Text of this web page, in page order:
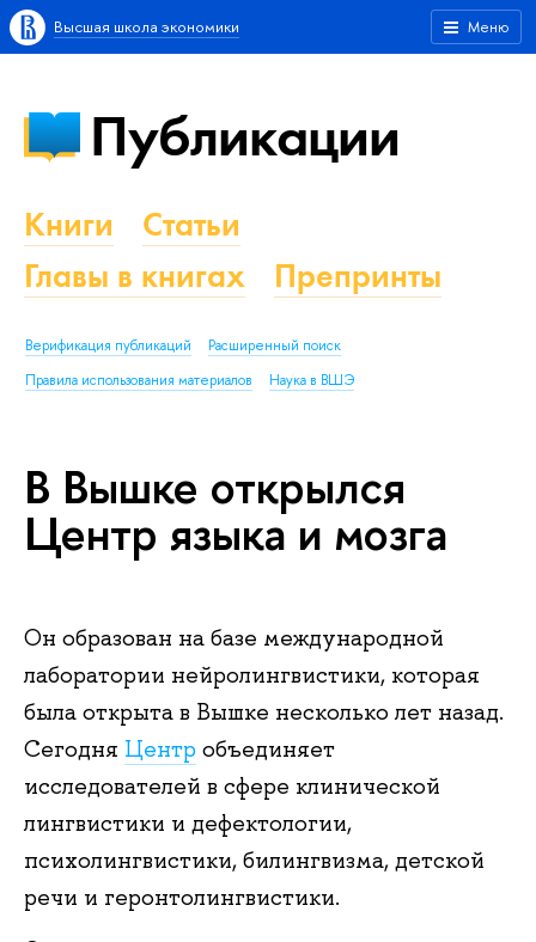
Меню
Высшая школа экономики
Публикации
Книги
Статьи
Главы в книгах
Препринты
Верификация публикаций
Расширенный поиск
Правила использования материалов
Наука в ВШЭ
В Вышке открылся
Центр языка и мозга
Он образован на базе международной
лаборатории нейролингвистики, которая
была открыта в Вышке несколько лет назад.
Сегодня Центр объединяет
исследователей в сфере клинической
лингвистики и дефектологии,
психолингвистики, билингвизма, детской
речи и геронтолингвистики.